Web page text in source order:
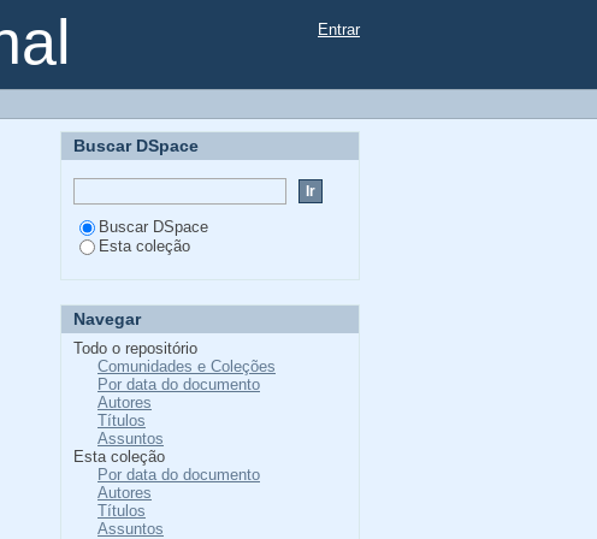
Entrar
Buscar DSpace
Buscar DSpace
Esta coleção
Navegar
Todo o repositório
Comunidades e Coleções
Por data do documento
Autores
Títulos
Assuntos
Esta coleção
Por data do documento
Autores
Títulos
Assuntos